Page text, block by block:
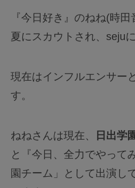
『今日好き』のねね(時
夏にスカウトされ、sejuに
現在はインフルエンサー
す。
ねねさんは現在、 日出学
と『今日、全力でやって
園チーム」として出演し